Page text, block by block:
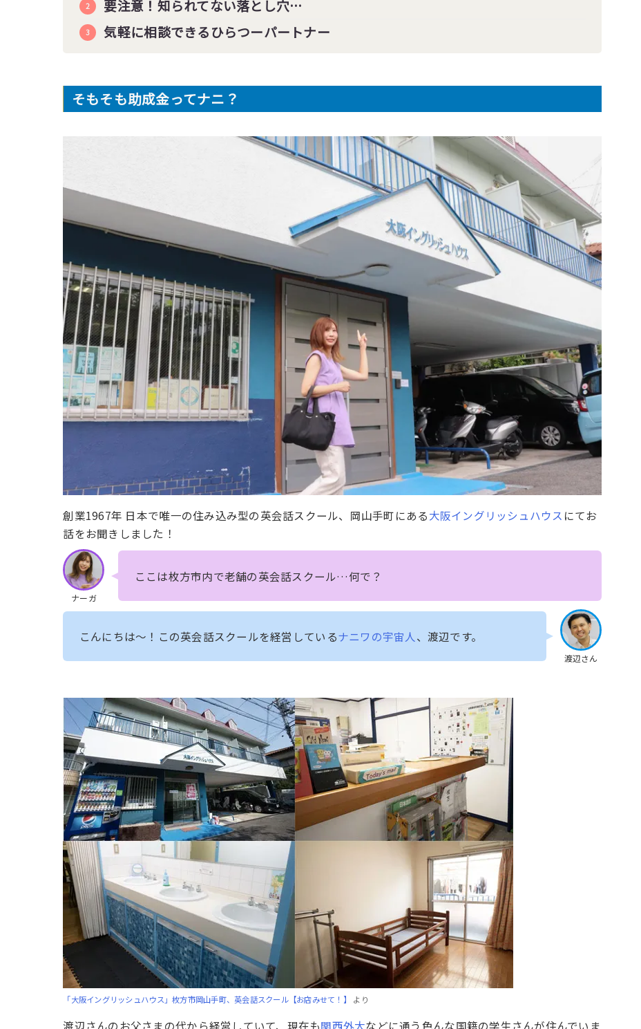
要注意！知られてない落とし穴…
気軽に相談できるひらつーパートナー
そもそも助成金ってナニ？
創業1967年 日本で唯一の住み込み型の英会話スクール、岡山手町にある大阪イングリッシュハウス にてお
話をお聞きしました！
ナーガ
ここは枚方市内で老舗の英会話スクール…何で？
渡辺さん
こんにちは〜！この英会話スクールを経営しているナニワの宇宙人 、渡辺です。
「大阪イングリッシュハウス」枚方市岡山手町、英会話スクール【お店みせて！】 より
渡辺さんのお父さまの代から経営していて、現在も関西外大などに通う色んな国籍の学生さんが住んでいま